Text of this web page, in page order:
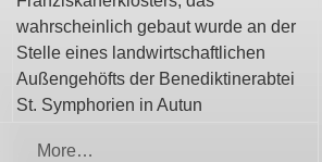
wahrscheinlich gebaut wurde an der
Stelle eines landwirtschaftlichen
Außengehöfts der Benediktinerabtei
St. Symphorien in Autun
More…